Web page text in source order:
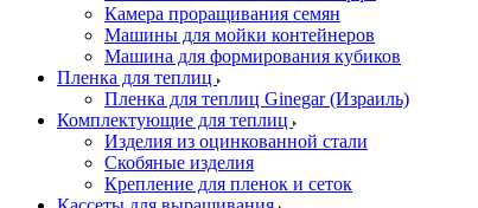
Камера проращивания семян
Машины для мойки контейнеров
Машина для формирования кубиков
Пленка для теплиц
Пленка для теплиц Ginegar (Израиль)
Комплектующие для теплиц
Изделия из оцинкованной стали
Скобяные изделия
Крепление для пленок и сеток